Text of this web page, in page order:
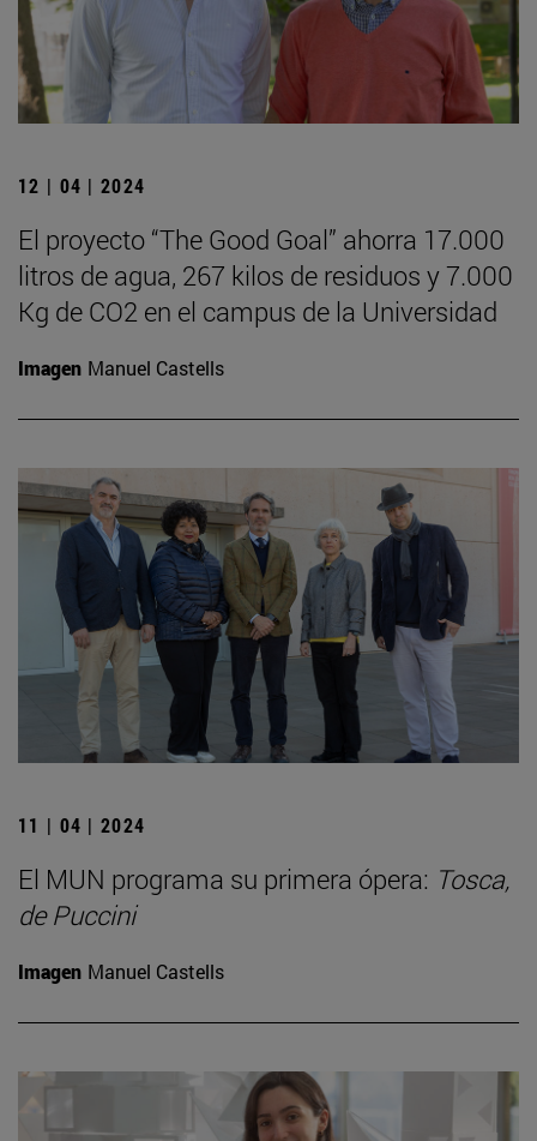
12 | 04 | 2024
El proyecto “The Good Goal” ahorra 17.000
litros de agua, 267 kilos de residuos y 7.000
Kg de CO2 en el campus de la Universidad
Imagen Manuel Castells
11 | 04 | 2024
El MUN programa su primera ópera: Tosca,
de Puccini
Imagen Manuel Castells